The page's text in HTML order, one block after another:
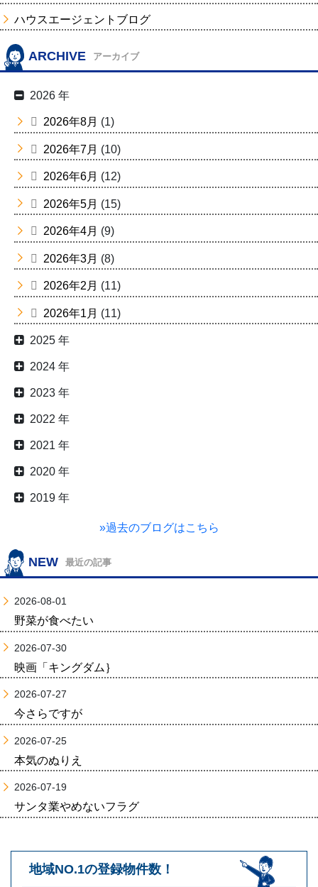
ハウスエージェントブログ
ARCHIVE アーカイブ
2026 年
2026年8月 (1)
2026年7月 (10)
2026年6月 (12)
2026年5月 (15)
2026年4月 (9)
2026年3月 (8)
2026年2月 (11)
2026年1月 (11)
2025 年
2024 年
2023 年
2022 年
2021 年
2020 年
2019 年
»過去のブログはこちら
NEW 最近の記事
2026-08-01
野菜が食べたい
2026-07-30
映画「キングダム｝
2026-07-27
今さらですが
2026-07-25
本気のぬりえ
2026-07-19
サンタ業やめないフラグ
地域NO.1の登録物件数！